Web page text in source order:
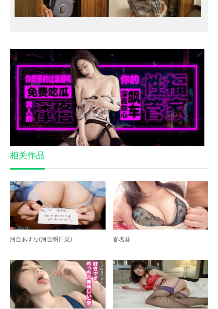
相关作品
河合あすな(河合明日菜) 春名葵